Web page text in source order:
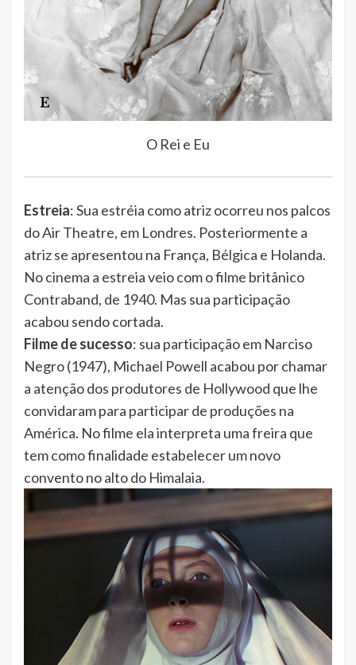
O Rei e Eu
Estreia: Sua estréia como atriz ocorreu nos palcos
do Air Theatre, em Londres. Posteriormente a
atriz se apresentou na França, Bélgica e Holanda.
No cinema a estreia veio com o filme britânico
Contraband, de 1940. Mas sua participação
acabou sendo cortada.
Filme de sucesso: sua participação em Narciso
Negro (1947), Michael Powell acabou por chamar
a atenção dos produtores de Hollywood que lhe
convidaram para participar de produções na
América. No filme ela interpreta uma freira que
tem como finalidade estabelecer um novo
convento no alto do Himalaia.